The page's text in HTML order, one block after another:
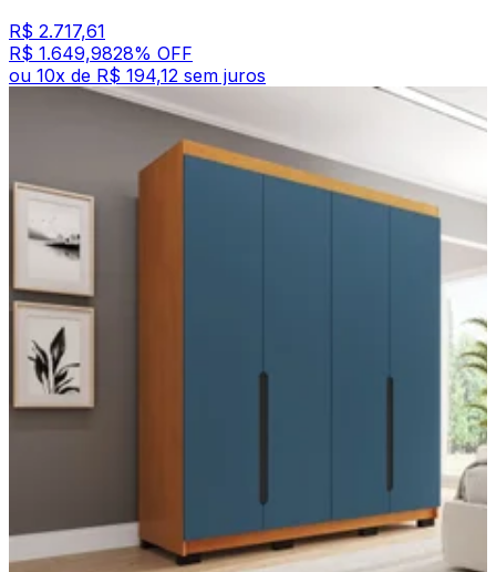
R$ 2.717,61
R$ 1.649,9828% OFF
ou 10x de R$ 194,12 sem juros